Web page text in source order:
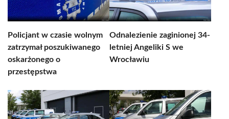
Policjant w czasie wolnym
zatrzymał poszukiwanego
oskarżonego o
przestępstwa
Odnalezienie zaginionej 34-
letniej Angeliki S we
Wrocławiu